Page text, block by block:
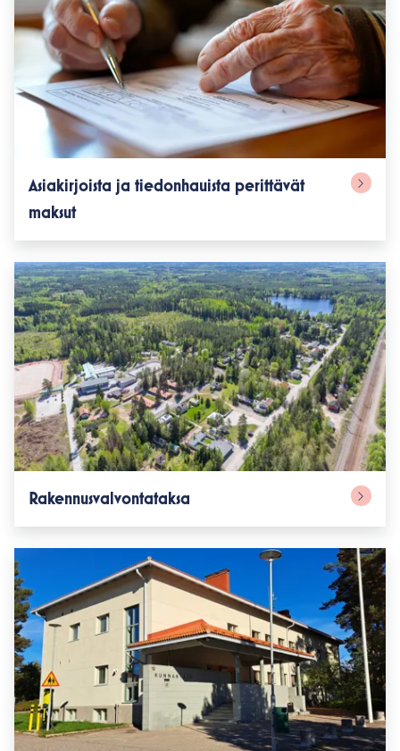
Asiakirjoista ja tiedonhauista perittävät
maksut
Rakennusvalvontataksa